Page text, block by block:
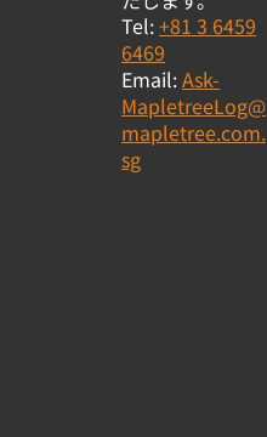
Tel:+81 3 6459
6469
Email:Ask-
MapletreeLog@
mapletree.com.
sg